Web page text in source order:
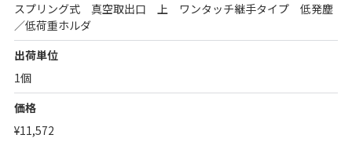
スプリング式 真空取出口 上 ワンタッチ継手タイプ 低発塵
／低荷重ホルダ
出荷単位
1個
価格
¥11,572